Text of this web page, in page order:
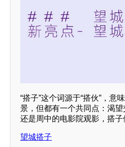
“搭子”这个词源于“搭伙”，
景，但都有一个共同点：渴
还是周中的电影院观影，搭子
望城搭子